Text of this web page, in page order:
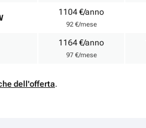
1104 €/anno
92 €/mese
1164 €/anno
97 €/mese
dell'offerta.